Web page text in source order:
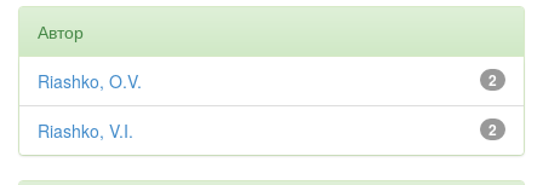
Автор
2
Riashko, O.V.
2
Riashko, V.I.